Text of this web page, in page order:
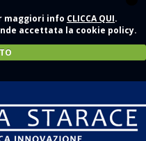
maggiori info CLICCA QUI.
accettata la cookie policy.